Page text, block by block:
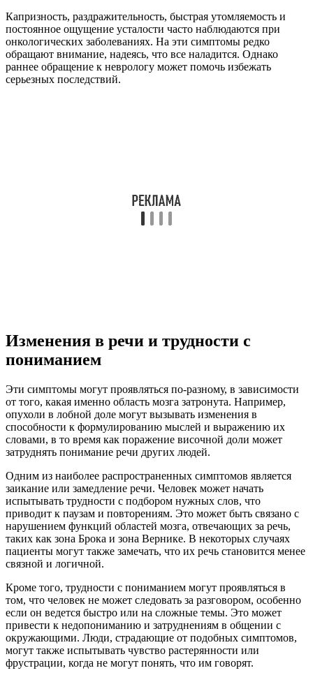
Капризность, раздражительность, быстрая утомляемость и
постоянное ощущение усталости часто наблюдаются при
онкологических заболеваниях. На эти симптомы редко
обращают внимание, надеясь, что все наладится. Однако
раннее обращение к неврологу может помочь избежать
серьезных последствий.
Изменения в речи и трудности с
пониманием
Эти симптомы могут проявляться по-разному, в зависимости
от того, какая именно область мозга затронута. Например,
опухоли в лобной доле могут вызывать изменения в
способности к формулированию мыслей и выражению их
словами, в то время как поражение височной доли может
затруднять понимание речи других людей.
Одним из наиболее распространенных симптомов является
заикание или замедление речи. Человек может начать
испытывать трудности с подбором нужных слов, что
приводит к паузам и повторениям. Это может быть связано с
нарушением функций областей мозга, отвечающих за речь,
таких как зона Брока и зона Вернике. В некоторых случаях
пациенты могут также замечать, что их речь становится менее
связной и логичной.
Кроме того, трудности с пониманием могут проявляться в
том, что человек не может следовать за разговором, особенно
если он ведется быстро или на сложные темы. Это может
привести к недопониманию и затруднениям в общении с
окружающими. Люди, страдающие от подобных симптомов,
могут также испытывать чувство растерянности или
фрустрации, когда не могут понять, что им говорят.